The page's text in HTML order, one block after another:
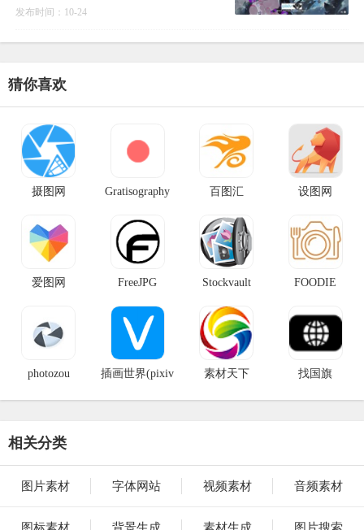
以在无需登录的情况下直接在国内网络上
发布时间：10-24
猜你喜欢
摄图网 Gratisography 百图汇 设图网
爱图网 FreeJPG Stockvault
FOODIE
photozou
插画世界(pixiv
素材天下 找国旗
相关分类
图片素材 字体网站 视频素材 音频素材
图标素材 背景生成 素材生成 图片搜索